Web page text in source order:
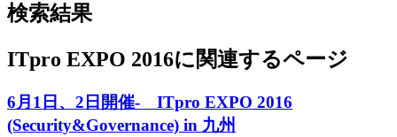
検索結果
ITpro EXPO 2016に関連するページ
6月1日、2日開催- ITpro EXPO 2016
(Security&Governance) in 九州